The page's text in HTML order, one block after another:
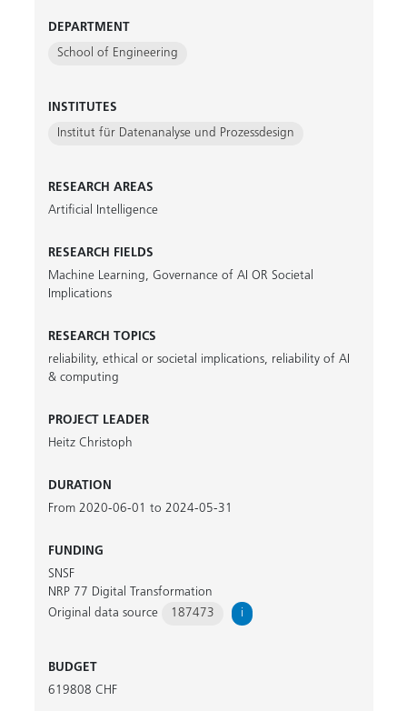
DEPARTMENT
School of Engineering
INSTITUTES
Institut für Datenanalyse und Prozessdesign
RESEARCH AREAS
Artificial Intelligence
RESEARCH FIELDS
Machine Learning, Governance of AI OR Societal
Implications
RESEARCH TOPICS
reliability, ethical or societal implications, reliability of AI
& computing
PROJECT LEADER
Heitz Christoph
DURATION
From 2020-06-01 to 2024-05-31
FUNDING
SNSF
NRP 77 Digital Transformation
Original data source
187473 i
BUDGET
619808 CHF